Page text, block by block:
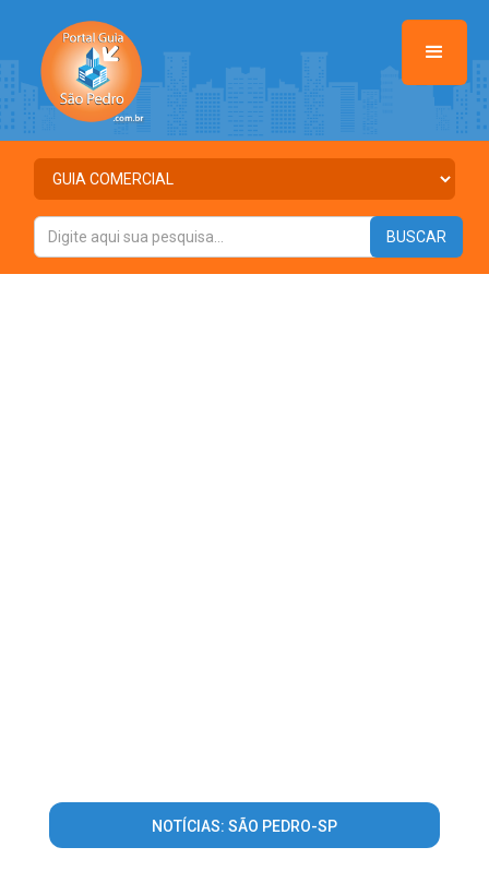
NOTÍCIAS: SÃO PEDRO-SP